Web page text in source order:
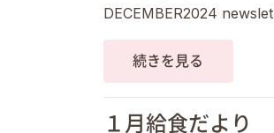
DECEMBER2024 newslet
続きを見る
１月給食だより